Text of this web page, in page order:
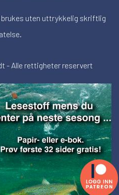
uten uttrykkelig skriftlig
- Alle rettigheter reservert